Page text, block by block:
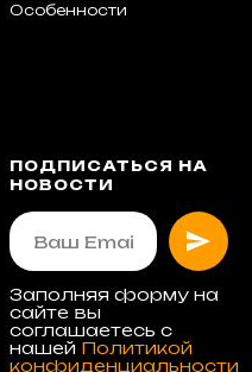
Особенности
ПОДПИСАТЬСЯ НА
НОВОСТИ
Заполняя форму на
сайте вы
соглашаетесь с
нашей Политикой
конфиденциальности